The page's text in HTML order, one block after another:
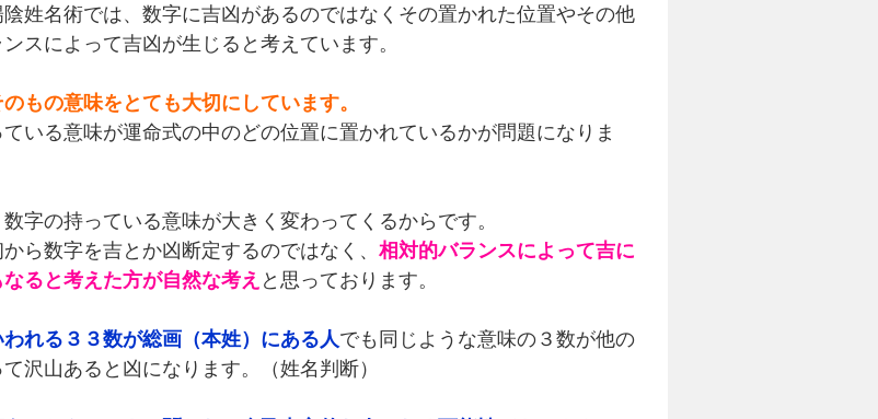
姓名術では、数字に吉凶があるのではなくその置かれた位置やその他
スによって吉凶が生じると考えています。
もの意味をとても大切にしています。
いる意味が運命式の中のどの位置に置かれているかが問題になりま
字の持っている意味が大きく変わってくるからです。
ら数字を吉とか凶断定するのではなく、 相対的バランスによって吉に
ると考えた方が自然な考え と思っております。
れる３３数が総画（本姓）にある人でも同じような意味の３数が他の
沢山あると凶になります。（姓名判断）